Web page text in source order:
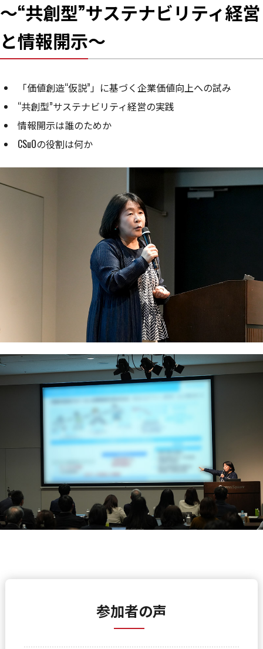
～“共創型”サステナビリティ経営
と情報開示～
「価値創造“仮説”」に基づく企業価値向上への試み
“共創型”サステナビリティ経営の実践
情報開示は誰のためか
CSuOの役割は何か
参加者の声